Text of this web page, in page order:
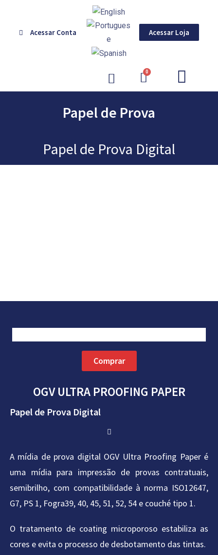
Acessar Conta Acessar Loja
Papel de Prova
Papel de Prova Digital
Comprar
OGV ULTRA PROOFING PAPER
Papel de Prova Digital
A mídia de prova digital OGV Ultra Proofing Paper é
uma mídia para impressão de provas contratuais,
semibrilho, com compatibilidade à norma ISO12647,
G7, PS 1, Fogra39, 40, 45, 51, 52, 54 e couché tipo 1.
O tratamento de coating microporoso estabiliza as
cores e evita o processo de desbotamento das tintas.